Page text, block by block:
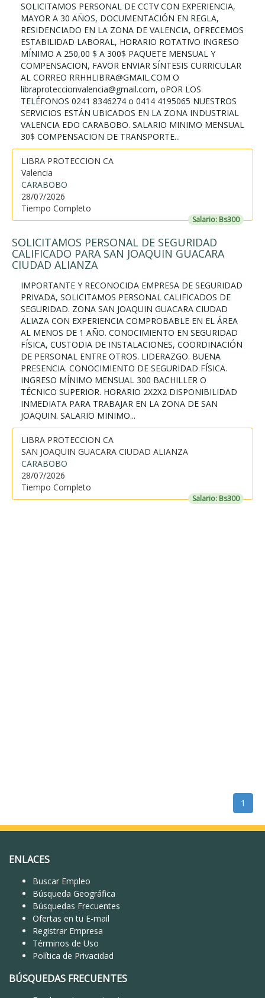
SOLICITAMOS PERSONAL DE CCTV CON EXPERIENCIA,
MAYOR A 30 AÑOS, DOCUMENTACIÓN EN REGLA,
RESIDENCIADO EN LA ZONA DE VALENCIA, OFRECEMOS
ESTABILIDAD LABORAL, HORARIO ROTATIVO INGRESO
MÍNIMO A 250,00 $ A 300$ PAQUETE MENSUAL Y
COMPENSACION, FAVOR ENVIAR SÍNTESIS CURRICULAR
AL CORREO RRHHLIBRA@GMAIL.COM O
libraproteccionvalencia@gmail.com, oPOR LOS
TELÉFONOS 0241 8346274 o 0414 4195065 NUESTROS
SERVICIOS ESTÁN UBICADOS EN LA ZONA INDUSTRIAL
VALENCIA EDO CARABOBO. SALARIO MINIMO MENSUAL
30$ COMPENSACION DE TRANSPORTE...
LIBRA PROTECCION CA
Valencia
CARABOBO
28/07/2026
Tiempo Completo
Salario: Bs300
SOLICITAMOS PERSONAL DE SEGURIDAD
CALIFICADO PARA SAN JOAQUIN GUACARA
CIUDAD ALIANZA
IMPORTANTE Y RECONOCIDA EMPRESA DE SEGURIDAD
PRIVADA, SOLICITAMOS PERSONAL CALIFICADOS DE
SEGURIDAD. ZONA SAN JOAQUIN GUACARA CIUDAD
ALIAZA CON EXPERIENCIA COMPROBABLE EN EL ÁREA
AL MENOS DE 1 AÑO. CONOCIMIENTO EN SEGURIDAD
FÍSICA, CUSTODIA DE INSTALACIONES, COORDINACIÓN
DE PERSONAL ENTRE OTROS. LIDERAZGO. BUENA
PRESENCIA. CONOCIMIENTO DE SEGURIDAD FÍSICA.
INGRESO MÍNIMO MENSUAL 300 BACHILLER O
TÉCNICO SUPERIOR. HORARIO 2X2X2 DISPONIBILIDAD
INMEDIATA PARA TRABAJAR EN LA ZONA DE SAN
JOAQUIN. SALARIO MINIMO...
LIBRA PROTECCION CA
SAN JOAQUIN GUACARA CIUDAD ALIANZA
CARABOBO
28/07/2026
Tiempo Completo
Salario: Bs300
1
ENLACES
Buscar Empleo
Búsqueda Geográfica
Búsquedas Frecuentes
Ofertas en tu E-mail
Registrar Empresa
Términos de Uso
Política de Privacidad
BÚSQUEDAS FRECUENTES